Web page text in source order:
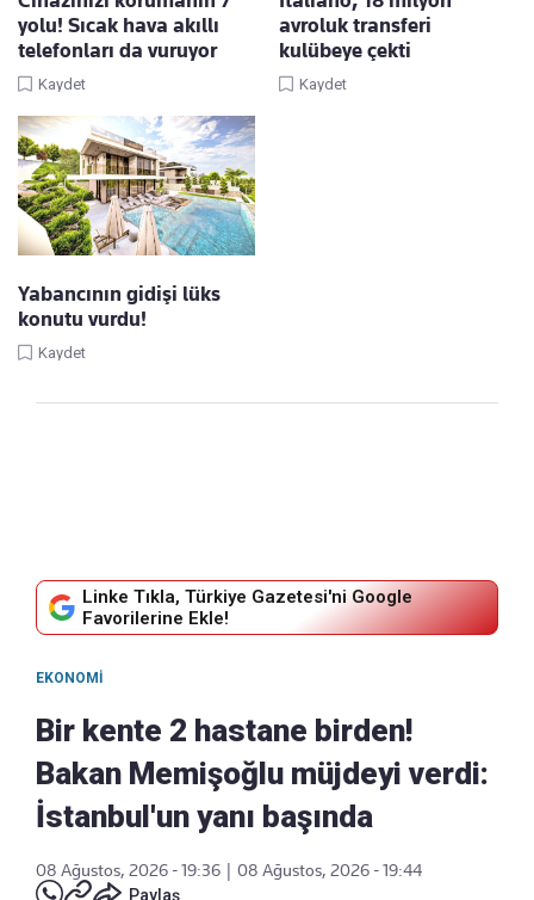
yolu! Sıcak hava akıllı
telefonları da vuruyor
Kaydet
avroluk transferi
kulübeye çekti
Kaydet
Yabancının gidişi lüks
konutu vurdu!
Kaydet
Linke Tıkla, Türkiye Gazetesi'ni Google
Favorilerine Ekle!
EKONOMI
Bir kente 2 hastane birden!
Bakan Memişoğlu müjdeyi verdi:
İstanbul'un yanı başında
08 Ağustos, 2026 - 19:36
08 Ağustos, 2026 - 19:44
Paylaş